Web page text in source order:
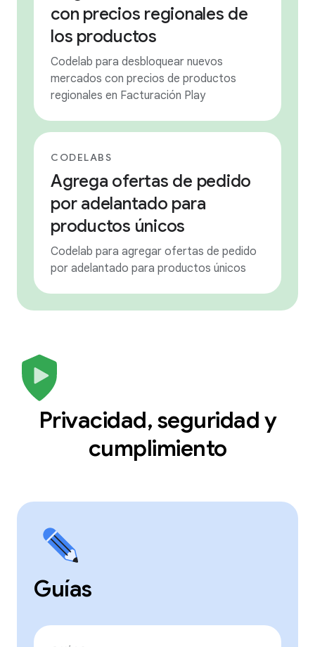
con precios regionales de
los productos
Codelab para desbloquear nuevos
mercados con precios de productos
regionales en Facturación Play
CODELABS
Agrega ofertas de pedido
por adelantado para
productos únicos
Codelab para agregar ofertas de pedido
por adelantado para productos únicos
Privacidad, seguridad y
cumplimiento
Guías